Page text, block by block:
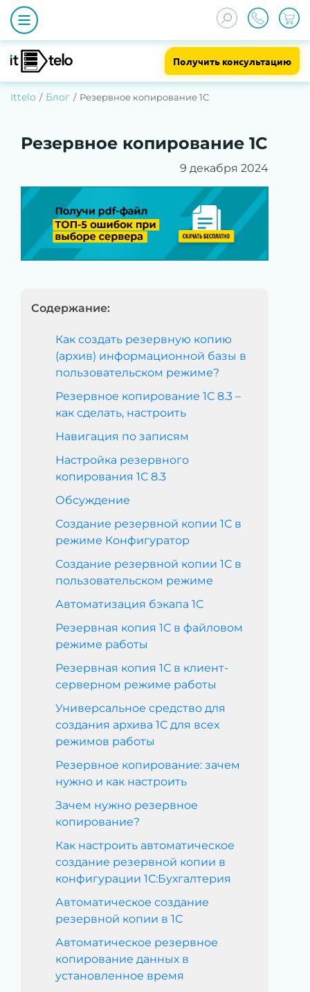
Получить консультацию
Ittelo Блог Резервное копирование 1С
Резервное копирование 1С
9 декабря 2024
Содержание:
Как создать резервную копию
(архив) информационной базы в
пользовательском режиме?
Резервное копирование 1С 8.3 –
как сделать, настроить
Навигация по записям
Настройка резервного
копирования 1С 8.3
Обсуждение
Создание резервной копии 1С в
режиме Конфигуратор
Создание резервной копии 1С в
пользовательском режиме
Автоматизация бэкапа 1С
Резервная копия 1С в файловом
режиме работы
Резервная копия 1С в клиент-
серверном режиме работы
Универсальное средство для
создания архива 1С для всех
режимов работы
Резервное копирование: зачем
нужно и как настроить
Зачем нужно резервное
копирование?
Как настроить автоматическое
создание резервной копии в
конфигурации 1С:Бухгалтерия
Автоматическое создание
резервной копии в 1С
Автоматическое резервное
копирование данных в
установленное время